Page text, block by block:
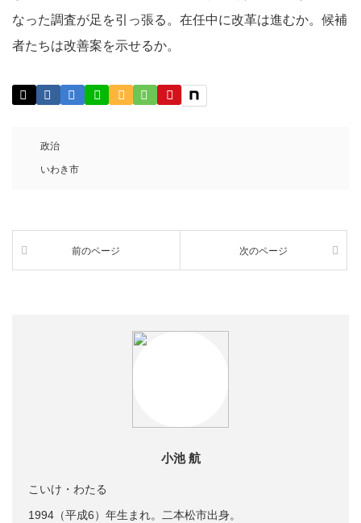
なった調査が足を引っ張る。在任中に改革は進むか。候補
者たちは改善案を示せるか。
政治
いわき市
前のページ 次のページ
小池 航
こいけ・わたる
1994（平成6）年生まれ。二本松市出身。